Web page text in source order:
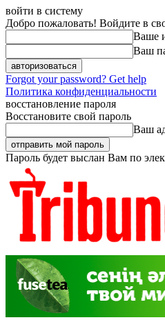
войти в систему
Добро пожаловать! Войдите в
Ваше
Ваш
Forgot your password? Get help
Политика конфиденциальности
восстановление пароля
Восстановите свой пароль
Ваш
Пароль будет выслан Вам по